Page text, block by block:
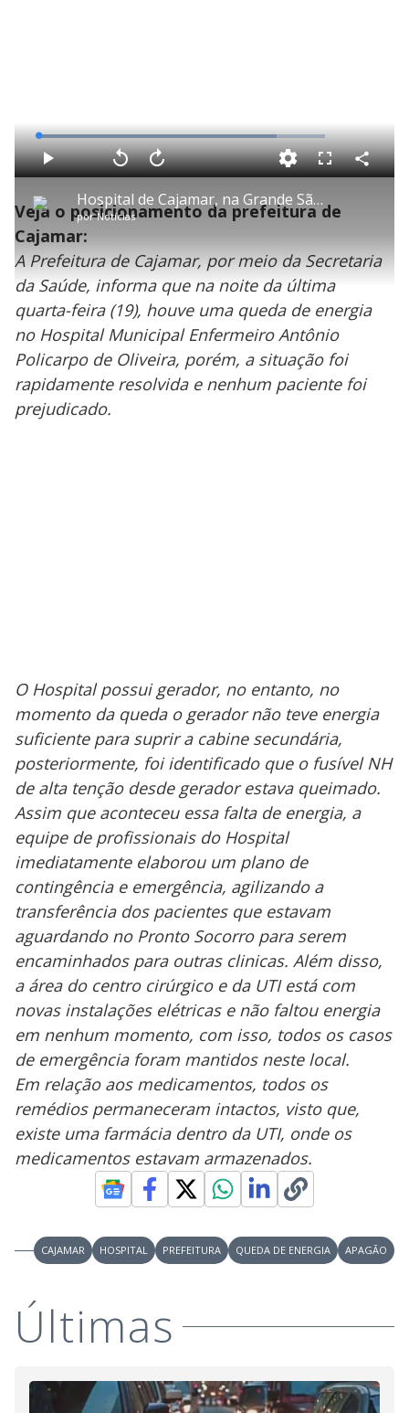
P
l
a
y
Hospital de Cajamar, na Grande São Paulo, tem queda de energia
porNotícias
P V
t
a
r
e
g
n
d
o
s
A
n
ç
a
s
e
g
u
n
d
o
s
M
u
d
o
L
o
a
d
e
:
8
3
.
F
s
c
n
C
o
a
Veja o posicionamento da prefeitura de
Cajamar:
A Prefeitura de Cajamar, por meio da Secretaria
da Saúde, informa que na noite da última
quarta-feira (19), houve uma queda de energia
no Hospital Municipal Enfermeiro Antônio
Policarpo de Oliveira, porém, a situação foi
rapidamente resolvida e nenhum paciente foi
prejudicado.
O Hospital possui gerador, no entanto, no
momento da queda o gerador não teve energia
suficiente para suprir a cabine secundária,
posteriormente, foi identificado que o fusível NH
de alta tenção desde gerador estava queimado.
Assim que aconteceu essa falta de energia, a
equipe de profissionais do Hospital
imediatamente elaborou um plano de
contingência e emergência, agilizando a
transferência dos pacientes que estavam
aguardando no Pronto Socorro para serem
encaminhados para outras clinicas. Além disso,
a área do centro cirúrgico e da UTI está com
novas instalações elétricas e não faltou energia
em nenhum momento, com isso, todos os casos
de emergência foram mantidos neste local.
Em relação aos medicamentos, todos os
remédios permaneceram intactos, visto que,
existe uma farmácia dentro da UTI, onde os
medicamentos estavam armazenados.
CAJAMAR HOSPITAL PREFEITURA QUEDA DE ENERGIA APAGÃO
Últimas